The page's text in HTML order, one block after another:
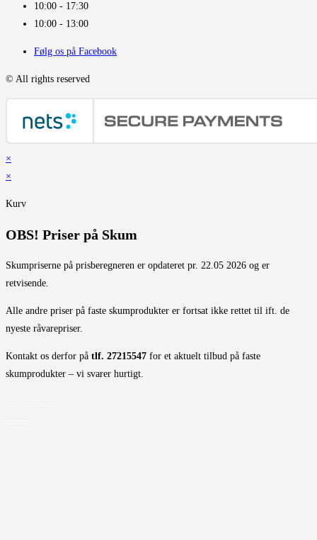
10:00 - 17:30
10:00 - 13:00
Følg os på Facebook
© All rights reserved
×
×
Kurv
OBS! Priser på Skum
Skumpriserne på prisberegneren er opdateret pr. 22.05 2026 og er
retvisende.
Alle andre priser på faste skumprodukter er fortsat ikke rettet til ift. de
nyeste råvarepriser.
Kontakt os derfor på tlf. 27215547 for et aktuelt tilbud på faste
skumprodukter – vi svarer hurtigt.